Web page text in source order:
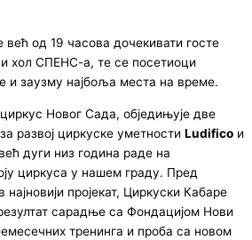
већ од 19 часова дочекивати госте
хол СПЕНС-а, те се посетиоци
и заузму најбоља места на време.
Новог Сада, обједињује две
развој циркуске уметности Ludifico и
дуги низ година раде на
циркуса у нашем граду. Пред
пројекат, Циркуски Кабаре
сарадње са Фондацијом Нови
тренинга и проба са новом